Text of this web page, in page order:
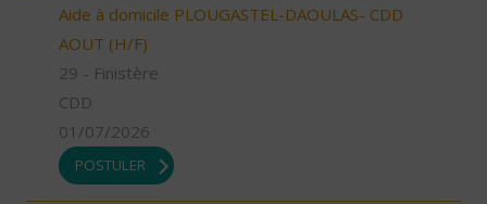
Aide à domicile PLOUGASTEL-DAOULAS- CDD
AOUT (H/F)
29 - Finistère
CDD
01/07/2026
POSTULER